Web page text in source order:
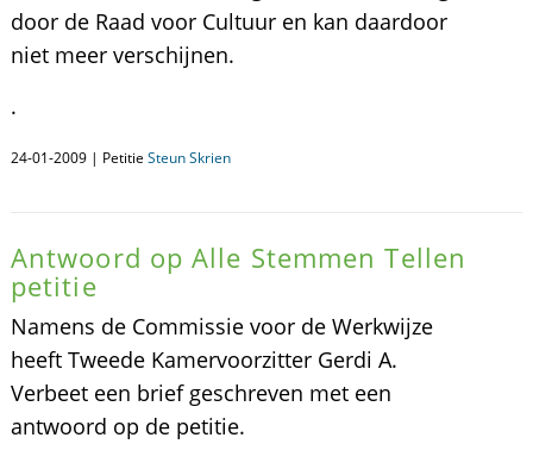
door de Raad voor Cultuur en kan daardoor
niet meer verschijnen.
.
24-01-2009 | Petitie Steun Skrien
Antwoord op Alle Stemmen Tellen
petitie
Namens de Commissie voor de Werkwijze
heeft Tweede Kamervoorzitter Gerdi A.
Verbeet een brief geschreven met een
antwoord op de petitie.